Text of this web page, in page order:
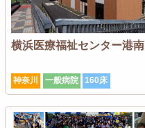
横浜医療福祉センター港南
神奈川 一般病院 160床